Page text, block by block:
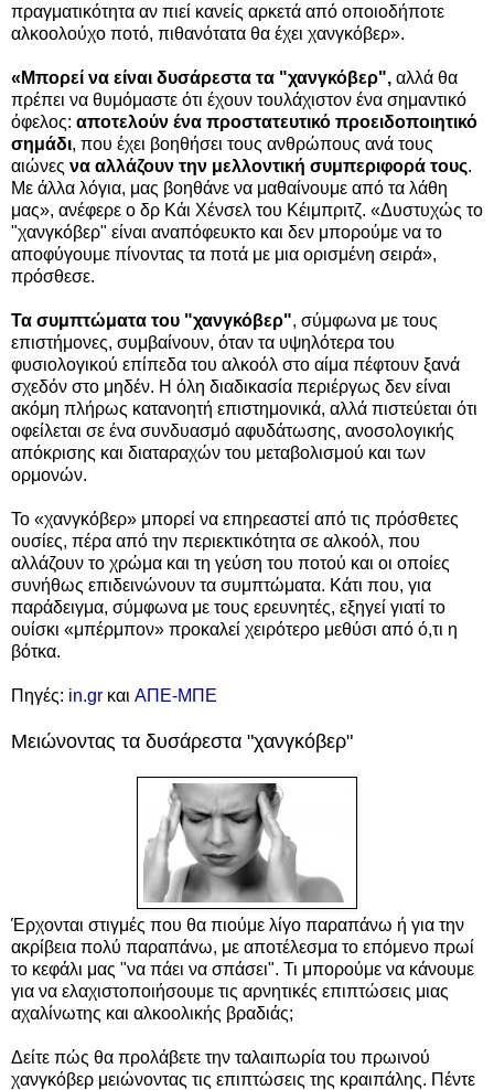
πραγματικότητα αν πιεί κανείς αρκετά από οποιοδήποτε
αλκοολούχο ποτό, πιθανότατα θα έχει χανγκόβερ».
«Μπορεί να είναι δυσάρεστα τα "χανγκόβερ", αλλά θα
πρέπει να θυμόμαστε ότι έχουν τουλάχιστον ένα σημαντικό
όφελος: αποτελούν ένα προστατευτικό προειδοποιητικό
σημάδι, που έχει βοηθήσει τους ανθρώπους ανά τους
αιώνες να αλλάζουν την μελλοντική συμπεριφορά τους.
Με άλλα λόγια, μας βοηθάνε να μαθαίνουμε από τα λάθη
μας», ανέφερε ο δρ Κάι Χένσελ του Κέιμπριτζ. «Δυστυχώς το
"χανγκόβερ" είναι αναπόφευκτο και δεν μπορούμε να το
αποφύγουμε πίνοντας τα ποτά με μια ορισμένη σειρά»,
πρόσθεσε.
Τα συμπτώματα του "χανγκόβερ", σύμφωνα με τους
επιστήμονες, συμβαίνουν, όταν τα υψηλότερα του
φυσιολογικού επίπεδα του αλκοόλ στο αίμα πέφτουν ξανά
σχεδόν στο μηδέν. Η όλη διαδικασία περιέργως δεν είναι
ακόμη πλήρως κατανοητή επιστημονικά, αλλά πιστεύεται ότι
οφείλεται σε ένα συνδυασμό αφυδάτωσης, ανοσολογικής
απόκρισης και διαταραχών του μεταβολισμού και των
ορμονών.
Το «χανγκόβερ» μπορεί να επηρεαστεί από τις πρόσθετες
ουσίες, πέρα από την περιεκτικότητα σε αλκοόλ, που
αλλάζουν το χρώμα και τη γεύση του ποτού και οι οποίες
συνήθως επιδεινώνουν τα συμπτώματα. Κάτι που, για
παράδειγμα, σύμφωνα με τους ερευνητές, εξηγεί γιατί το
ουίσκι «μπέρμπον» προκαλεί χειρότερο μεθύσι από ό,τι η
βότκα.
Πηγές: in.gr και ΑΠΕ-ΜΠΕ
Μειώνοντας τα δυσάρεστα "χανγκόβερ"
Έρχονται στιγμές που θα πιούμε λίγο παραπάνω ή για την
ακρίβεια πολύ παραπάνω, με αποτέλεσμα το επόμενο πρωί
το κεφάλι μας "να πάει να σπάσει". Τι μπορούμε να κάνουμε
για να ελαχιστοποιήσουμε τις αρνητικές επιπτώσεις μιας
αχαλίνωτης και αλκοολικής βραδιάς;
Δείτε πώς θα προλάβετε την ταλαιπωρία του πρωινού
χανγκόβερ μειώνοντας τις επιπτώσεις της κραιπάλης. Πέντε